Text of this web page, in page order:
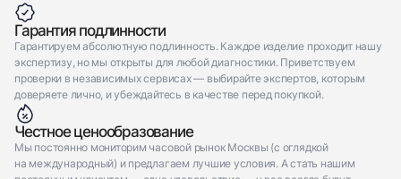
Гарантия подлинности
Гарантируем абсолютную подлинность. Каждое изделие проходит нашу
экспертизу, но мы открыты для любой диагностики. Приветствуем
проверки в независимых сервисах — выбирайте экспертов, которым
доверяете лично, и убеждайтесь в качестве перед покупкой.
Честное ценообразование
Мы постоянно мониторим часовой рынок Москвы (с оглядкой
на международный) и предлагаем лучшие условия. А стать нашим